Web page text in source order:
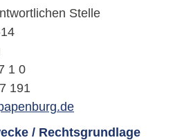
Stelle
1 0
191
/ Rechtsgrundlage